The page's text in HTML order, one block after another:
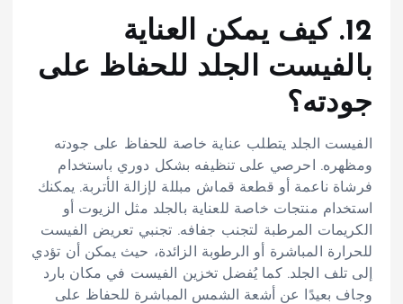
12. كيف يمكن العناية
بالفيست الجلد للحفاظ على
جودته؟
الفيست الجلد يتطلب عناية خاصة للحفاظ على جودته
ومظهره. احرصي على تنظيفه بشكل دوري باستخدام
فرشاة ناعمة أو قطعة قماش مبللة لإزالة الأتربة. يمكنك
استخدام منتجات خاصة للعناية بالجلد مثل الزيوت أو
الكريمات المرطبة لتجنب جفافه. تجنبي تعريض الفيست
للحرارة المباشرة أو الرطوبة الزائدة، حيث يمكن أن تؤدي
إلى تلف الجلد. كما يُفضل تخزين الفيست في مكان بارد
وجاف بعيدًا عن أشعة الشمس المباشرة للحفاظ على